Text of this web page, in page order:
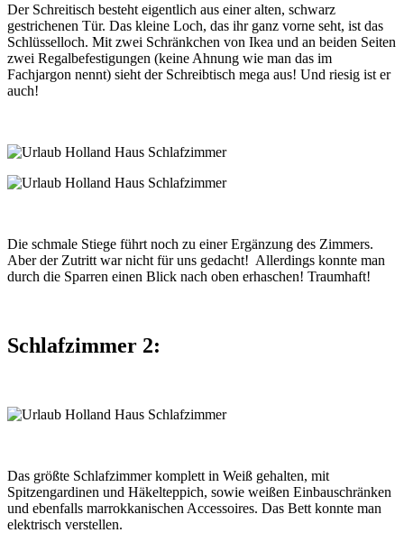
Der Schreitisch besteht eigentlich aus einer alten, schwarz
gestrichenen Tür. Das kleine Loch, das ihr ganz vorne seht, ist das
Schlüsselloch. Mit zwei Schränkchen von Ikea und an beiden Seiten
zwei Regalbefestigungen (keine Ahnung wie man das im
Fachjargon nennt) sieht der Schreibtisch mega aus! Und riesig ist er
auch!
Die schmale Stiege führt noch zu einer Ergänzung des Zimmers.
Aber der Zutritt war nicht für uns gedacht! Allerdings konnte man
durch die Sparren einen Blick nach oben erhaschen! Traumhaft!
Schlafzimmer 2:
Das größte Schlafzimmer komplett in Weiß gehalten, mit
Spitzengardinen und Häkelteppich, sowie weißen Einbauschränken
und ebenfalls marrokkanischen Accessoires. Das Bett konnte man
elektrisch verstellen.